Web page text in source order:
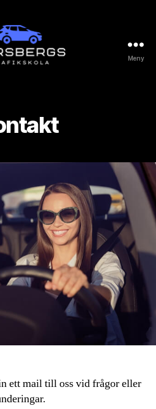
Meny
ett mail till oss vid frågor eller